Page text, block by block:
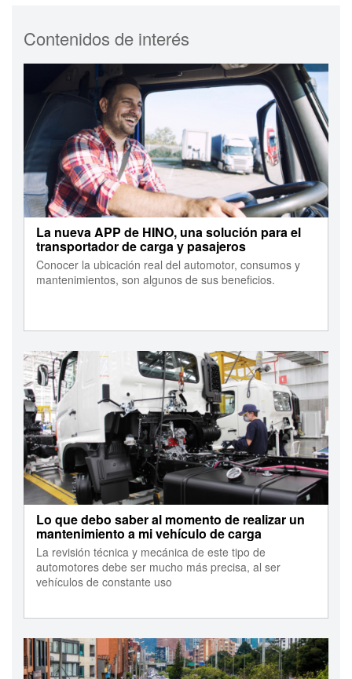
Contenidos de interés
La nueva APP de HINO, una solución para el
transportador de carga y pasajeros
Conocer la ubicación real del automotor, consumos y
mantenimientos, son algunos de sus beneficios.
Lo que debo saber al momento de realizar un
mantenimiento a mi vehículo de carga
La revisión técnica y mecánica de este tipo de
automotores debe ser mucho más precisa, al ser
vehículos de constante uso